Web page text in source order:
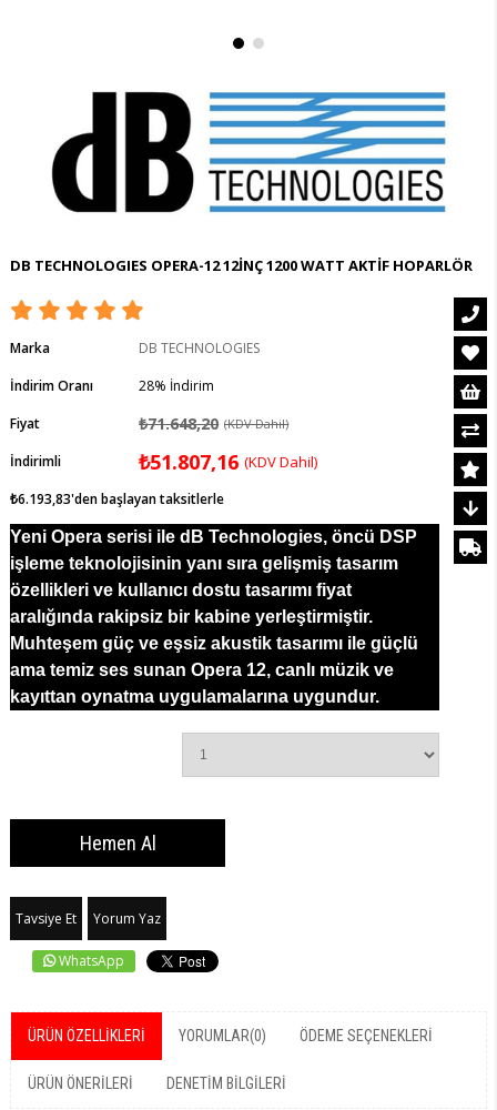
DB TECHNOLOGIES OPERA-12 12İNÇ 1200 WATT AKTİF HOPARLÖR
Marka
DB TECHNOLOGIES
İndirim Oranı
%
28
İndirim
Fiyat
₺71.648,20 (KDV Dahil)
İndirimli ₺51.807,16 (KDV Dahil)
₺6.193,83'den başlayan taksitlerle
Yeni Opera serisi ile dB Technologies, öncü DSP
işleme teknolojisinin yanı sıra gelişmiş tasarım
özellikleri ve kullanıcı dostu tasarımı fiyat
aralığında rakipsiz bir kabine yerleştirmiştir.
Muhteşem güç ve eşsiz akustik tasarımı ile güçlü
ama temiz ses sunan Opera 12, canlı müzik ve
kayıttan oynatma uygulamalarına uygundur.
Tavsiye Et Yorum Yaz
WhatsApp
ÜRÜN ÖZELLIKLERI YORUMLAR(0) ÖDEME SEÇENEKLERI
ÜRÜN ÖNERILERI DENETIM BILGILERI